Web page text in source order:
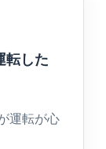
転した
運転が心